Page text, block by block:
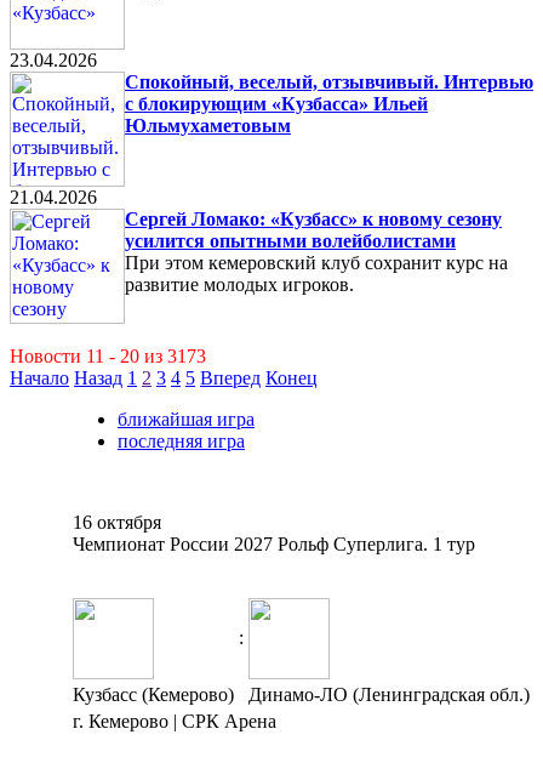
23.04.2026
Спокойный, веселый, отзывчивый. Интервью
с блокирующим «Кузбасса» Ильей
Юльмухаметовым
21.04.2026
Сергей Ломако: «Кузбасс» к новому сезону
усилится опытными волейболистами
При этом кемеровский клуб сохранит курс на
развитие молодых игроков.
Новости 11 - 20 из 3173
Начало Назад 1 2 3 4 5 Вперед Конец
ближайшая игра
последняя игра
16 октября
Чемпионат России 2027 Рольф Суперлига. 1 тур
:
Кузбасс (Кемерово)
Динамо-ЛО (Ленинградская обл.)
г. Кемерово | СРК Арена